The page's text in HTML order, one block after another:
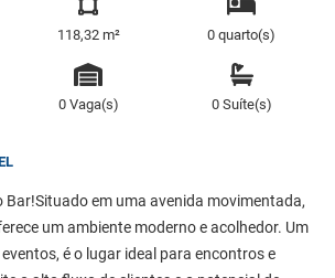
118,32 m² 0 quarto(s)
0 Vaga(s) 0 Suíte(s)
Bar!Situado em uma avenida movimentada,
um ambiente moderno e acolhedor. Um
é o lugar ideal para encontros e